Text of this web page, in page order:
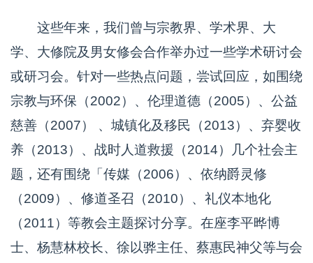
这些年来，我们曾与宗教界、学术界、大
学、大修院及男女修会合作举办过一些学术研讨会
或研习会。针对一些热点问题，尝试回应，如围绕
宗教与环保（2002）、伦理道德（2005）、公益
慈善（2007） 、城镇化及移民（2013）、弃婴收
养（2013）、战时人道救援（2014）几个社会主
题，还有围绕「传媒（2006）、依纳爵灵修
（2009）、修道圣召（2010）、礼仪本地化
（2011）等教会主题探讨分享。在座李平晔博
士、杨慧林校长、徐以骅主任、蔡惠民神父等与会